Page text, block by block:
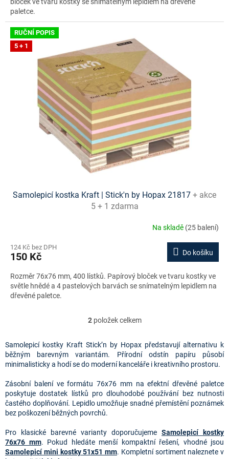
bloček ve tvaru kostky se snímatelným lepidlem na dřevěné
paletce.
RUČNÍ POPIS
5 + 1
Samolepicí kostka Kraft | Stick'n by Hopax 21817 + akce
5 + 1 zdarma
Na skladě (25 balení)
124 Kč bez DPH
150 Kč Do košíku
Rozměr 76x76 mm, 400 lístků. Papírový bloček ve tvaru kostky ve
světle hnědé a 4 pastelových barvách se snímatelným lepidlem na
dřevěné paletce.
O
l
á
d
c
í
p
k
y
v
2položek celkem
Samolepicí kostky Kraft Stick’n by Hopax představují alternativu k
běžným barevným variantám. Přírodní odstín papíru působí
minimalisticky a hodí se do moderní kanceláře i kreativního prostoru.
Zásobní balení ve formátu 76x76 mm na efektní dřevěné paletce
poskytuje dostatek lístků pro dlouhodobé používání bez nutnosti
častého doplňování. Lepidlo umožňuje snadné přemístění poznámek
bez poškození běžných povrchů.
Pro klasické barevné varianty doporučujeme Samolepicí kostky
76x76 mm. Pokud hledáte menší kompaktní řešení, vhodné jsou
Samolepicí mini kostky 51x51 mm. Kompletní sortiment naleznete v